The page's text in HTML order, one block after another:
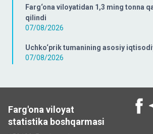
Farg‘ona viloyatidan 1,3 ming tonna
qilindi
07/08/2026
Uchko‘prik tumanining asosiy
07/08/2026
Farg'ona viloyat
statistika boshqarmasi